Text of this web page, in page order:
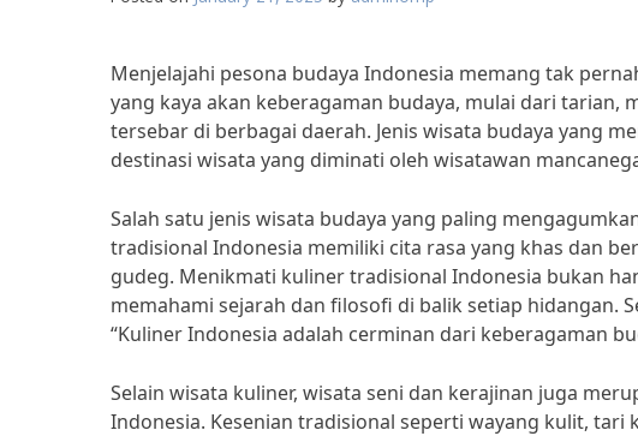
Menjelajahi pesona budaya Indonesia memang tak
yang kaya akan keberagaman budaya, mulai dari
tersebar di berbagai daerah. Jenis wisata budaya yang
destinasi wisata yang diminati oleh wisatawan
Salah satu jenis wisata budaya yang paling
tradisional Indonesia memiliki cita rasa yang khas dan
gudeg. Menikmati kuliner tradisional Indonesia bukan
memahami sejarah dan filosofi di balik setiap hidangan.
“Kuliner Indonesia adalah cerminan dari keberagaman
Selain wisata kuliner, wisata seni dan kerajinan juga
Indonesia. Kesenian tradisional seperti wayang kulit,